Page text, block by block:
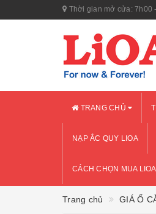
Thời gian mở cửa: 7h00
TRANG CHỦ
NẠP ẮC QUY LIOA
CÁCH CHỌN MUA LIOA
Trang chủ GIÁ Ổ